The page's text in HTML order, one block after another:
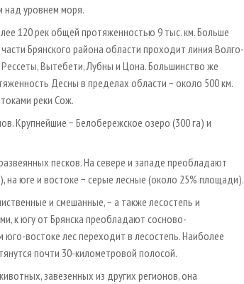
над уровнем моря.
120 рек общей протяженностью 9 тыс. км. Больше
Брянского района области проходит линия Волго-
Вытебети, Лубны и Цона. Большинство же
Десны в пределах области − около 500 км.
реки Сож.
Крупнейшие − Белобережское озеро (300 га) и
песков. На севере и западе преобладают
юге и востоке − серые лесные (около 25% площади).
и смешанные, − а также лесостепь и
к югу от Брянска преобладают сосново-
юго-востоке лес переходит в лесостепь. Наиболее
почти 30-километровой полосой.
завезенных из других регионов, она